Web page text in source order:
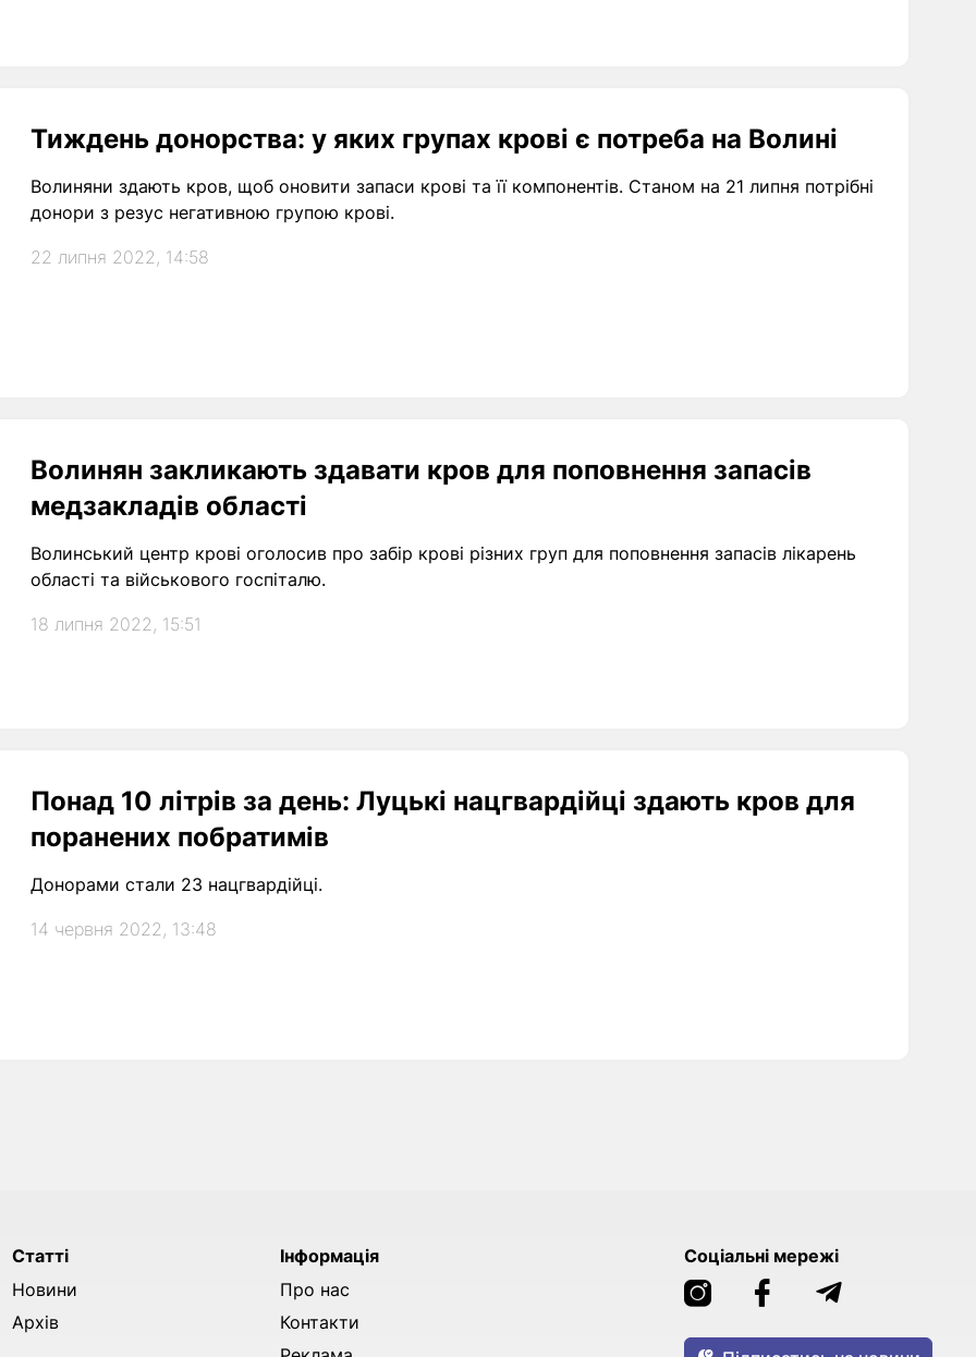
Тиждень донорства: у яких групах крові є потреба на Волині
Волиняни здають кров, щоб оновити запаси крові та її компонентів. Станом на 21 липня потрібні
донори з резус негативною групою крові.
22 липня 2022, 14:58
Волинян закликають здавати кров для поповнення запасів
медзакладів області
Волинський центр крові оголосив про забір крові різних груп для поповнення запасів лікарень
області та військового госпіталю.
18 липня 2022, 15:51
Понад 10 літрів за день: Луцькі нацгвардійці здають кров для
поранених побратимів
Донорами стали 23 нацгвардійці.
14 червня 2022, 13:48
Статті
Новини
Архів
Інформація
Про нас
Контакти
Соціальні мережі